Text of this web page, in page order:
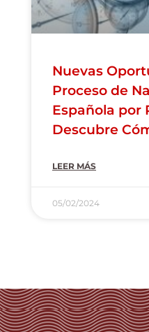
Nuevas
Proceso de
Española por
Descubre
LEER MÁS
05/02/2024